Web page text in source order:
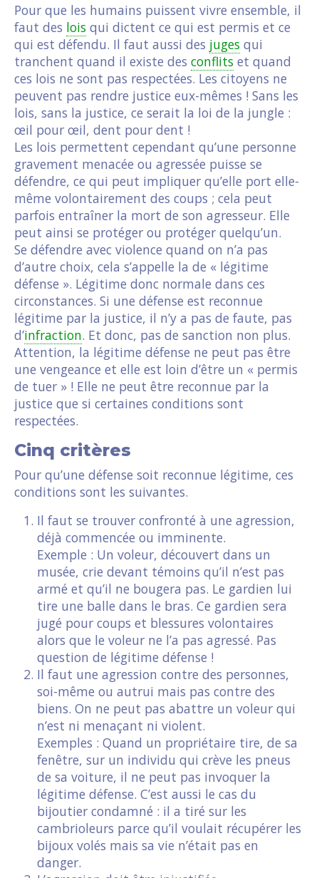
Pour que les humains puissent vivre ensemble, il
faut des lois qui dictent ce qui est permis et ce
qui est défendu. Il faut aussi des juges qui
tranchent quand il existe des conflits et quand
ces lois ne sont pas respectées. Les citoyens ne
peuvent pas rendre justice eux-mêmes ! Sans les
lois, sans la justice, ce serait la loi de la jungle :
œil pour œil, dent pour dent !
Les lois permettent cependant qu’une personne
gravement menacée ou agressée puisse se
défendre, ce qui peut impliquer qu’elle port elle-
même volontairement des coups ; cela peut
parfois entraîner la mort de son agresseur. Elle
peut ainsi se protéger ou protéger quelqu’un.
Se défendre avec violence quand on n’a pas
d’autre choix, cela s’appelle la de « légitime
défense ». Légitime donc normale dans ces
circonstances. Si une défense est reconnue
légitime par la justice, il n’y a pas de faute, pas
d’infraction. Et donc, pas de sanction non plus.
Attention, la légitime défense ne peut pas être
une vengeance et elle est loin d’être un « permis
de tuer » ! Elle ne peut être reconnue par la
justice que si certaines conditions sont
respectées.
Cinq critères
Pour qu’une défense soit reconnue légitime, ces
conditions sont les suivantes.
Il faut se trouver confronté à une agression,
déjà commencée ou imminente.
Exemple : Un voleur, découvert dans un
musée, crie devant témoins qu’il n’est pas
armé et qu’il ne bougera pas. Le gardien lui
tire une balle dans le bras. Ce gardien sera
jugé pour coups et blessures volontaires
alors que le voleur ne l’a pas agressé. Pas
question de légitime défense !
Il faut une agression contre des personnes,
soi-même ou autrui mais pas contre des
biens. On ne peut pas abattre un voleur qui
n’est ni menaçant ni violent.
Exemples : Quand un propriétaire tire, de sa
fenêtre, sur un individu qui crève les pneus
de sa voiture, il ne peut pas invoquer la
légitime défense. C’est aussi le cas du
bijoutier condamné : il a tiré sur les
cambrioleurs parce qu’il voulait récupérer les
bijoux volés mais sa vie n’était pas en
danger.